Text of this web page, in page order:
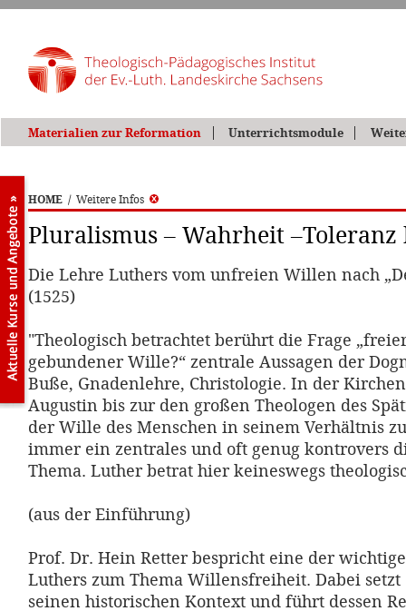
Materialien zur Reformation Unterrichtsmodule
HOME / Weitere Infos
Pluralismus – Wahrheit –Toleranz
Die Lehre Luthers vom unfreien Willen nach
(1525)
"Theologisch betrachtet berührt die Frage
gebundener Wille?“ zentrale Aussagen der
Buße, Gnadenlehre, Christologie. In der
Augustin bis zur den großen Theologen des
der Wille des Menschen in seinem Verhältnis
immer ein zentrales und oft genug kontrovers
Thema. Luther betrat hier keineswegs
(aus der Einführung)
Prof. Dr. Hein Retter bespricht eine der
Luthers zum Thema Willensfreiheit. Dabei
seinen historischen Kontext und führt dessen